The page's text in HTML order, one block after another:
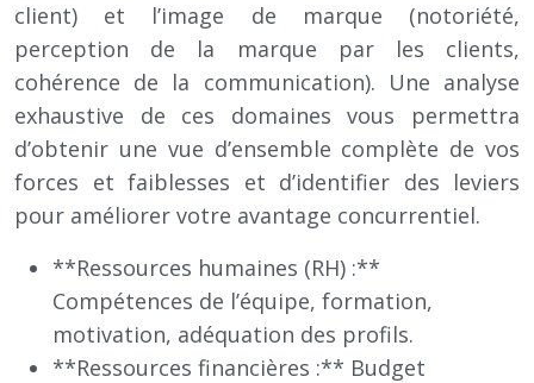
client) et l’image de marque (notoriété,
perception de la marque par les clients,
cohérence de la communication). Une analyse
exhaustive de ces domaines vous permettra
d’obtenir une vue d’ensemble complète de vos
forces et faiblesses et d’identifier des leviers
pour améliorer votre avantage concurrentiel.
**Ressources humaines (RH) :**
Compétences de l’équipe, formation,
motivation, adéquation des profils.
**Ressources financières :** Budget